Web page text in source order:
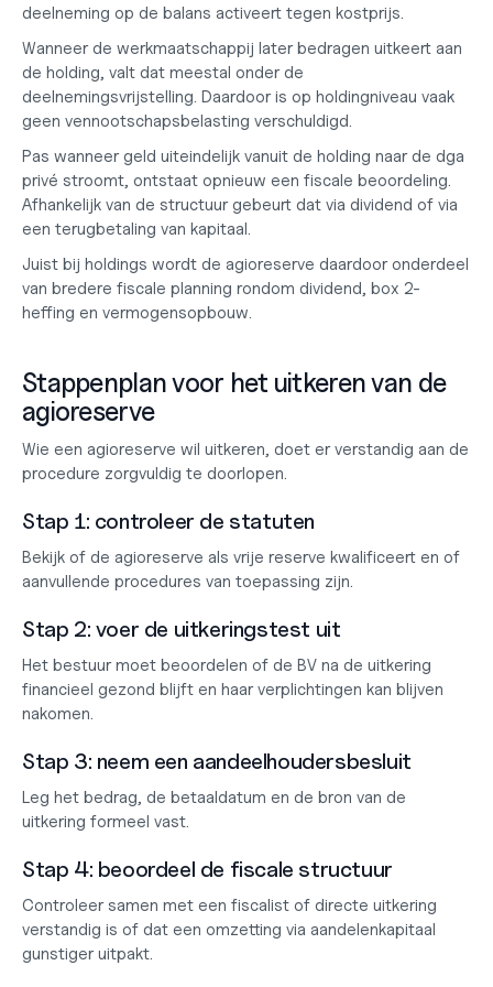
deelneming op de balans activeert tegen kostprijs.
Wanneer de werkmaatschappij later bedragen uitkeert aan
de holding, valt dat meestal onder de
deelnemingsvrijstelling. Daardoor is op holdingniveau vaak
geen vennootschapsbelasting verschuldigd.
Pas wanneer geld uiteindelijk vanuit de holding naar de dga
privé stroomt, ontstaat opnieuw een fiscale beoordeling.
Afhankelijk van de structuur gebeurt dat via dividend of via
een terugbetaling van kapitaal.
Juist bij holdings wordt de agioreserve daardoor onderdeel
van bredere fiscale planning rondom dividend, box 2-
heffing en vermogensopbouw.
Stappenplan voor het uitkeren van de
agioreserve
Wie een agioreserve wil uitkeren, doet er verstandig aan de
procedure zorgvuldig te doorlopen.
Stap 1: controleer de statuten
Bekijk of de agioreserve als vrije reserve kwalificeert en of
aanvullende procedures van toepassing zijn.
Stap 2: voer de uitkeringstest uit
Het bestuur moet beoordelen of de BV na de uitkering
financieel gezond blijft en haar verplichtingen kan blijven
nakomen.
Stap 3: neem een aandeelhoudersbesluit
Leg het bedrag, de betaaldatum en de bron van de
uitkering formeel vast.
Stap 4: beoordeel de fiscale structuur
Controleer samen met een fiscalist of directe uitkering
verstandig is of dat een omzetting via aandelenkapitaal
gunstiger uitpakt.